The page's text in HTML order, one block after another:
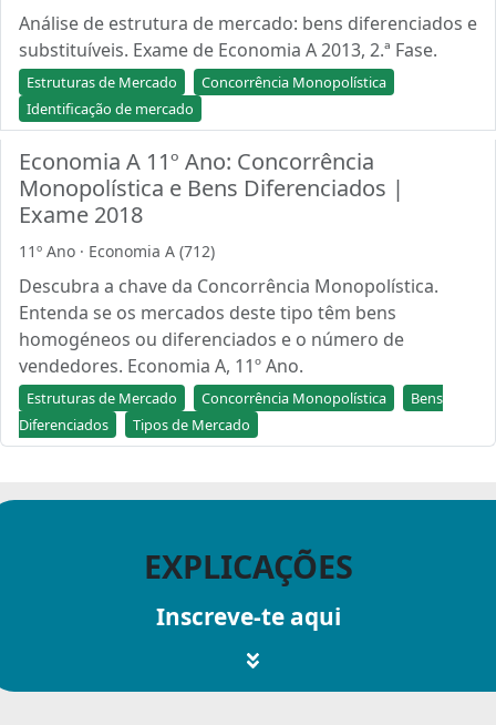
Análise de estrutura de mercado: bens diferenciados e
substituíveis. Exame de Economia A 2013, 2.ª Fase.
Estruturas de Mercado
Concorrência Monopolística
Identificação de mercado
Economia A 11º Ano: Concorrência
Monopolística e Bens Diferenciados |
Exame 2018
11º Ano · Economia A (712)
Descubra a chave da Concorrência Monopolística.
Entenda se os mercados deste tipo têm bens
homogéneos ou diferenciados e o número de
vendedores. Economia A, 11º Ano.
Estruturas de Mercado Concorrência Monopolística
Bens
Diferenciados
Tipos de Mercado
EXPLICAÇÕES
Inscreve-te aqui